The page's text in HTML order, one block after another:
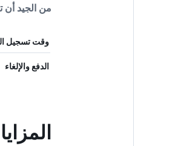
من الجيد أن
وقت تسجيل
الدفع والإلغاء